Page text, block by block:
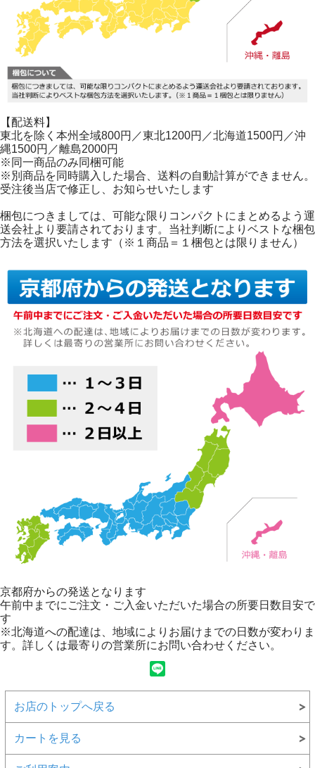
【配送料】
東北を除く本州全域800円／東北1200円／北海道1500円／沖
縄1500円／離島2000円
※同一商品のみ同梱可能
※別商品を同時購入した場合、送料の自動計算ができません。
受注後当店で修正し、お知らせいたします
梱包につきましては、可能な限りコンパクトにまとめるよう運
送会社より要請されております。当社判断によりベストな梱包
方法を選択いたします（※１商品＝１梱包とは限りません）
京都府からの発送となります
午前中までにご注文・ご入金いただいた場合の所要日数目安で
す
※北海道への配達は、地域によりお届けまでの日数が変わりま
す。詳しくは最寄りの営業所にお問い合わせください。
お店のトップへ戻る
カートを見る